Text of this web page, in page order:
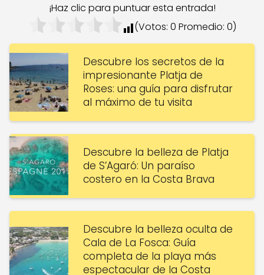
¡Haz clic para puntuar esta entrada!
(Votos: 0 Promedio: 0)
Descubre los secretos de la
impresionante Platja de
Roses: una guía para disfrutar
al máximo de tu visita
Descubre la belleza de Platja
de S’Agaró: Un paraíso
costero en la Costa Brava
Descubre la belleza oculta de
Cala de La Fosca: Guía
completa de la playa más
espectacular de la Costa